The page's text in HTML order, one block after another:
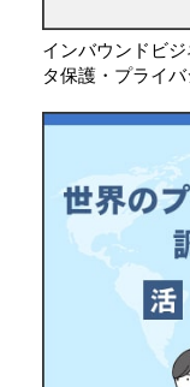
インバウンドビ
タ保護・プライ